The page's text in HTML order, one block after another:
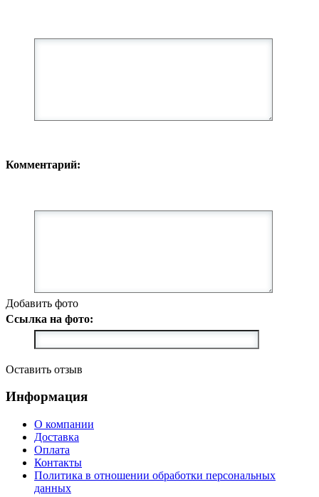
Комментарий:
Добавить фото
Ссылка на фото:
Оставить отзыв
Информация
О компании
Доставка
Оплата
Контакты
Политика в отношении обработки персональных
данных